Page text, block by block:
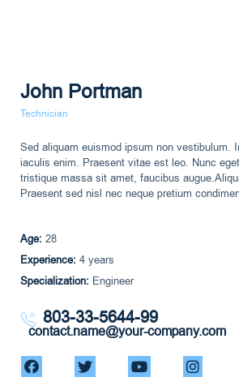
John Portman
Technician
Sed aliquam euismod ipsum non vestibulum.
iaculis enim. Praesent vitae est leo. Nunc
tristique massa sit amet, faucibus
Praesent sed nisl nec neque pretium
Age: 28
Experience: 4 years
Specialization: Engineer
803-33-5644-99
contact.name@your-company.com